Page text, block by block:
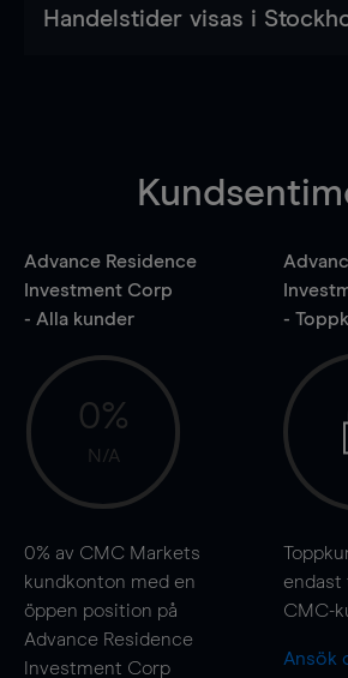
Handelstider visas i
Advance Residence
Investment Corp
- Alla kunder
0%
N/A
0% av CMC Markets
kundkonton med en
öppen position på
Advance Residence
Investment Corp
-
endast
CMC-
Ansök